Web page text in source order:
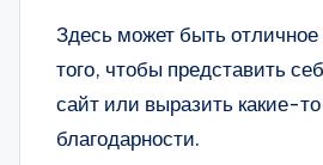
Здесь может быть
того, чтобы представить
сайт или выразить какие-то
благодарности.